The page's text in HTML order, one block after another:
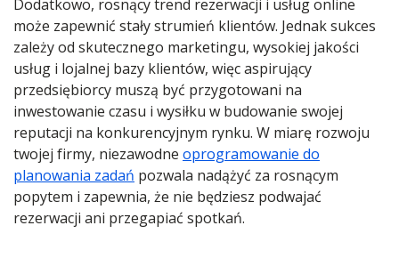
Dodatkowo, rosnący trend rezerwacji i usług online
może zapewnić stały strumień klientów. Jednak sukces
zależy od skutecznego marketingu, wysokiej jakości
usług i lojalnej bazy klientów, więc aspirujący
przedsiębiorcy muszą być przygotowani na
inwestowanie czasu i wysiłku w budowanie swojej
reputacji na konkurencyjnym rynku. W miarę rozwoju
twojej firmy, niezawodne oprogramowanie do
planowania zadań pozwala nadążyć za rosnącym
popytem i zapewnia, że nie będziesz podwajać
rezerwacji ani przegapiać spotkań.